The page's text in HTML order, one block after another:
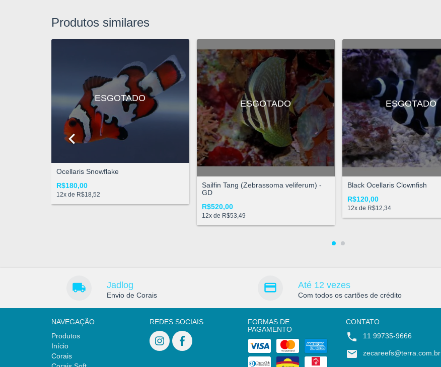
Produtos similares
ESGOTADO
Ocellaris Snowflake
R$180,00
12x de R$18,52
ESGOTADO
Sailfin Tang (Zebrassoma veliferum) -
GD
R$520,00
12x de R$53,49
ESGOTADO
Black Ocellaris Clownfish
R$120,00
12x de R$12,34
Jadlog
Envio de Corais
Até 12 vezes
Com todos os cartões de crédito
NAVEGAÇÃO
Produtos
Início
Corais
REDES SOCIAIS
FORMAS DE
PAGAMENTO
CONTATO
11 99735-9666
zecareefs@terra.com.br